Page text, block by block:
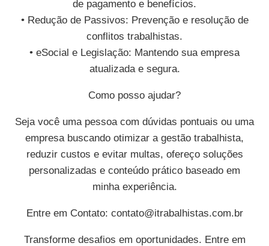
de pagamento e benefícios.
• Redução de Passivos: Prevenção e resolução de
conflitos trabalhistas.
• eSocial e Legislação: Mantendo sua empresa
atualizada e segura.
Como posso ajudar?
Seja você uma pessoa com dúvidas pontuais ou uma
empresa buscando otimizar a gestão trabalhista,
reduzir custos e evitar multas, ofereço soluções
personalizadas e conteúdo prático baseado em
minha experiência.
Entre em Contato: contato@itrabalhistas.com.br
Transforme desafios em oportunidades. Entre em